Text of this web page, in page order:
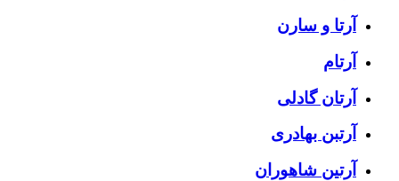
آرتا و سارن
آرتام
آرتان گادلی
آرتبن بهادری
آرتين شاهوران